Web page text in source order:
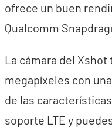
ofrece un buen
Qualcomm
La cámara del Xshot
megapíxeles con
de las
soporte LTE y